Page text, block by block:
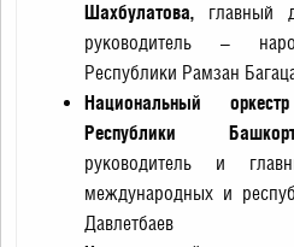
Шахбулатова, главный
руководитель –
Республики Рамзан
Национальный
Республики
руководитель и
международных и
Давлетбаев